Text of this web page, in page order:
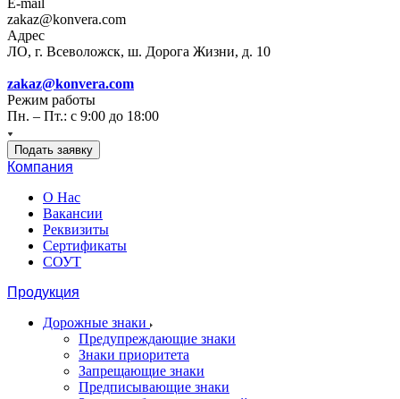
E-mail
zakaz@konvera.com
Адрес
ЛО, г. Всеволожск, ш. Дорога Жизни, д. 10
zakaz@konvera.com
Режим работы
Пн. – Пт.: с 9:00 до 18:00
Подать заявку
Компания
О Нас
Вакансии
Реквизиты
Сертификаты
СОУТ
Продукция
Дорожные знаки
Предупреждающие знаки
Знаки приоритета
Запрещающие знаки
Предписывающие знаки